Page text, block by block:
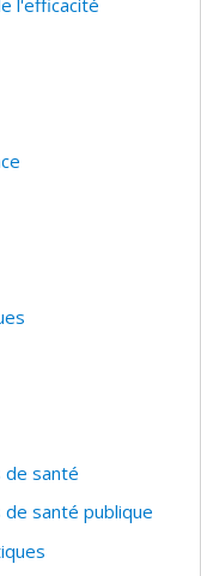
de santé
santé publique